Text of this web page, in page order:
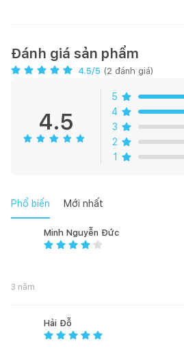
- Sản phẩm: Ghế văn phòng
- Kích cỡ: D63xW63xH113/123.5
- Màu sắc: Màu đen
- Xuất xứ: Trung Quốc
- Đơn vị: Chiếc
Đánh giá sản phẩm
4.5/5 (2 đánh giá)
4.5
5
4
3
2
1
Phổ biến Mới nhất
Minh Nguyễn Đức
3 năm
Hải Đỗ